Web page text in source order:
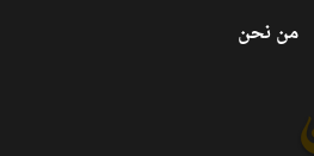
من نحن